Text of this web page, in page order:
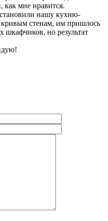
как мне нравится.
нашу кухню-
стенам, им пришлось
шкафчиков, но результат